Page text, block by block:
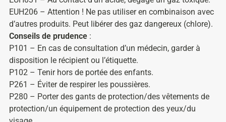
EUH206 – Attention ! Ne pas utiliser en combinaison avec
d’autres produits. Peut libérer des gaz dangereux (chlore).
Conseils de prudence :
P101 – En cas de consultation d’un médecin, garder à
disposition le récipient ou l’étiquette.
P102 – Tenir hors de portée des enfants.
P261 – Éviter de respirer les poussières.
P280 – Porter des gants de protection/des vêtements de
protection/un équipement de protection des yeux/du